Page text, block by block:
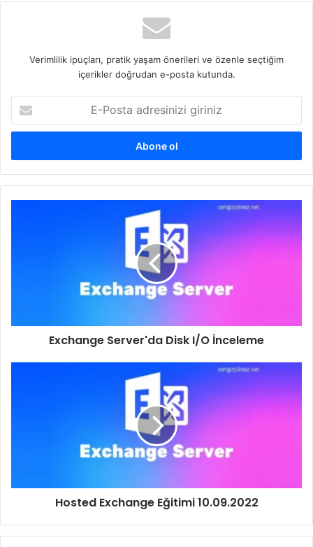
Verimlilik ipuçları, pratik yaşam önerileri ve özenle seçtiğim
içerikler doğrudan e-posta kutunda.
Posta
adresinizi
Exchange Server'da Disk I/O İnceleme
Hosted Exchange Eğitimi 10.09.2022